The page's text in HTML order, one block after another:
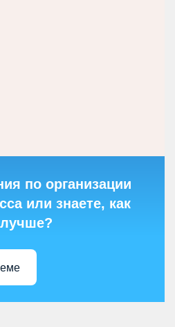
по организации
или знаете, как